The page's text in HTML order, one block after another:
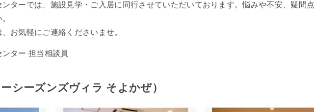
ターでは、施設見学・ご入居に同行させていただいております。悩みや不安、疑問
お気軽にご連絡くださいませ。
ター 担当相談員
シーズンズヴィラ そよかぜ）